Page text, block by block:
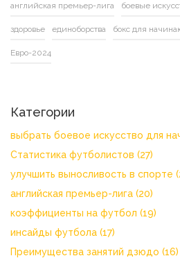
английская премьер-лига боевые
здоровье единоборства бокс для
Евро-2024
Категории
выбрать боевое искусство для
Статистика футболистов (27)
улучшить выносливость в спорте
английская премьер-лига (20)
коэффициенты на футбол (19)
инсайды футбола (17)
Преимущества занятий дзюдо (16)